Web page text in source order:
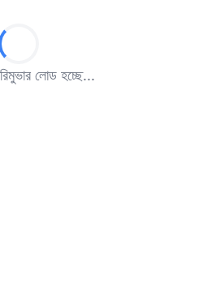
লোড হচ্ছে...